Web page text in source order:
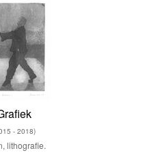
- 2018)
lithografie.